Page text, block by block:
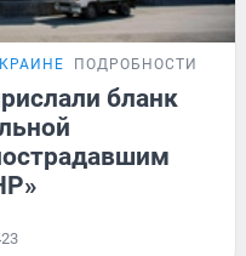
ПОДРОБНОСТИ
бланк